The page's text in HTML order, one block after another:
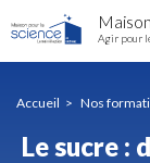
sucre
au
Agir pour
Accueil Nos
Le sucre :